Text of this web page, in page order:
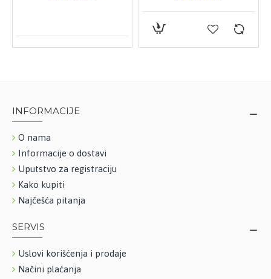
INFORMACIJE
O nama
Informacije o dostavi
Uputstvo za registraciju
Kako kupiti
Najčešća pitanja
SERVIS
Uslovi korišćenja i prodaje
Načini plaćanja